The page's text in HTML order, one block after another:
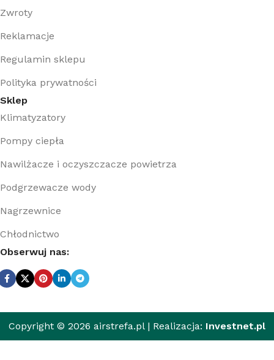
Zwroty
Reklamacje
Regulamin sklepu
Polityka prywatności
Sklep
Klimatyzatory
Pompy ciepła
Nawilżacze i oczyszczacze powietrza
Podgrzewacze wody
Nagrzewnice
Chłodnictwo
Obserwuj nas:
Copyright © 2026 airstrefa.pl | Realizacja: Investnet.pl